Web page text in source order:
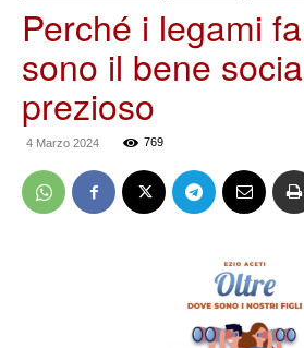
Perché i legami
sono il bene
prezioso
4 Marzo 2024 769